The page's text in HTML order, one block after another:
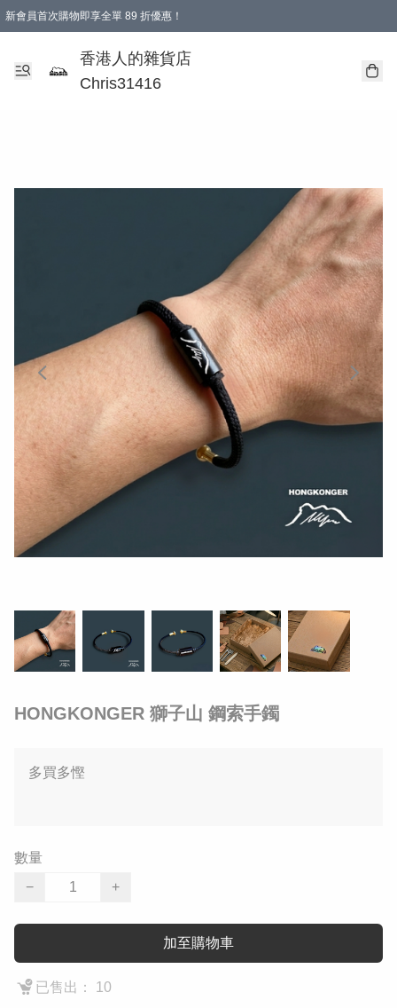
新會員首次購物即享全單 89 折優惠！
購物滿 HKD 499.00即享免運費優惠！（適用於 本地送貨、本地取貨 )
【滿 $300 專屬驚喜：無聲信物（最後一批）】
香港人的雜貨店
Chris31416
HONGKONGER 獅子山 鋼索手鐲
多買多慳
數量
−
+
加至購物車
已售出： 10